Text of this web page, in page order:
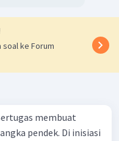
soal ke Forum
Di inisiasi